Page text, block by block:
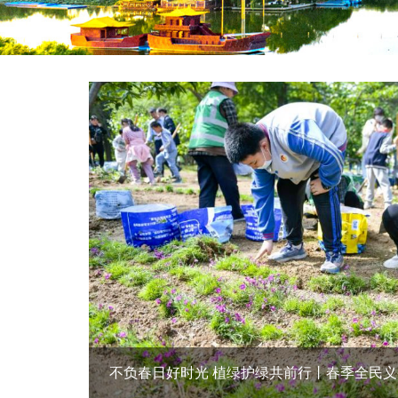
2026年山东省暨济南市义务植树活动举行